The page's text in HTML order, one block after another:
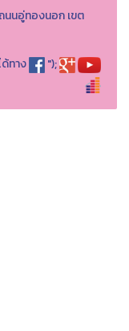
นนอู่ทองนอก เขต
ทาง
");